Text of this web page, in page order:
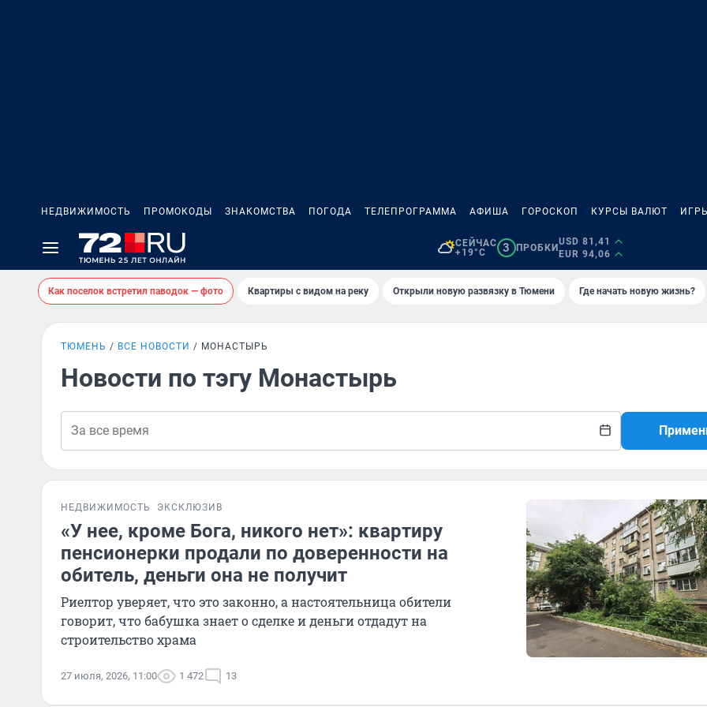
НЕДВИЖИМОСТЬ ПРОМОКОДЫ ЗНАКОМСТВА ПОГОДА ТЕЛЕПРОГРАММА АФИША ГОРОСКОП КУРСЫ ВАЛЮТ
СЕЙЧАС
+19°C
3 ПРОБКИ
USD 81,41
EUR 94,06
Как поселок встретил паводок — фото Квартиры с видом на реку Открыли новую развязку в Тюмени Где начать новую жизнь?
ТЮМЕНЬ ВСЕ НОВОСТИ МОНАСТЫРЬ
Новости по тэгу Монастырь
НЕДВИЖИМОСТЬ ЭКСКЛЮЗИВ
«У нее, кроме Бога, никого нет»: квартиру
пенсионерки продали по доверенности на
обитель, деньги она не получит
Риелтор уверяет, что это законно, а настоятельница обители
говорит, что бабушка знает о сделке и деньги отдадут на
строительство храма
27 июля, 2026, 11:00 1 472 13